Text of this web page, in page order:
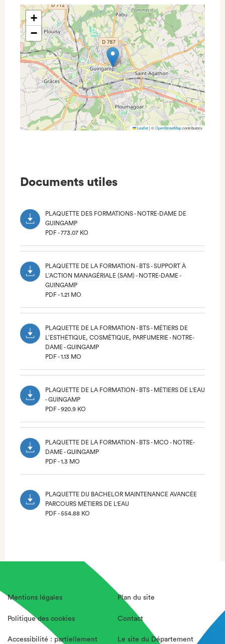
+
−
Leaflet|©OpenStreetMapcontributors
Documents utiles
PLAQUETTE DES FORMATIONS - NOTRE-DAME DE
GUINGAMP
PDF - 773.07 KO
ONGLET)
PLAQUETTE DE LA FORMATION - BTS - SUPPORT À
L’ACTION MANAGÉRIALE (SAM) - NOTRE-DAME -
GUINGAMP
PDF - 1.21 MO
ONGLET)
PLAQUETTE DE LA FORMATION - BTS - MÉTIERS DE
L’ESTHÉTIQUE, COSMÉTIQUE, PARFUMERIE - NOTRE-
DAME - GUINGAMP
PDF - 1.13 MO
ONGLET)
PLAQUETTE DE LA FORMATION - BTS - MÉTIERS DE L'EAU
- GUINGAMP
PDF - 920.9 KO
ONGLET)
PLAQUETTE DE LA FORMATION - BTS - MCO - NOTRE-
DAME - GUINGAMP
PDF - 1.3 MO
PLAQUETTE DU BACHELOR MAINTENANCE AVANCÉE
PARCOURS MÉTIERS DE L'EAU
PDF - 554.88 KO
Mentions légales
Politique des cookies
Accessibilité : partiellement
Plan du site
Contact
Le site du Département